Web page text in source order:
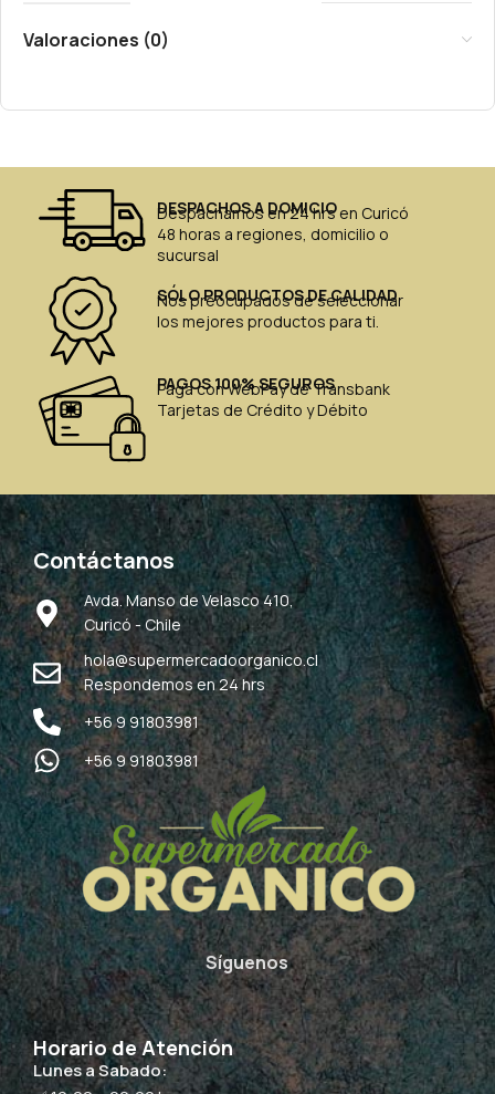
Valoraciones (0)
DESPACHOS A DOMICIO
Despachamos en 24 hrs en Curicó
48 horas a regiones, domicilio o
sucursal
SÓLO PRODUCTOS DE CALIDAD
Nos preocupados de seleccionar
los mejores productos para ti.
PAGOS 100% SEGUROS
Paga con WebPay de Transbank
Tarjetas de Crédito y Débito
Contáctanos
Avda. Manso de Velasco 410,
Curicó - Chile
hola@supermercadoorganico.cl
Respondemos en 24 hrs
+56 9 91803981
+56 9 91803981
Síguenos
Horario de Atención
Lunes a Sabado: